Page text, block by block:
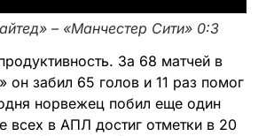
– «Манчестер Сити» 0:3
За 68 матчей в
он забил 65 голов и 11 раз помог
норвежец побил еще один
всех в АПЛ достиг отметки в 20